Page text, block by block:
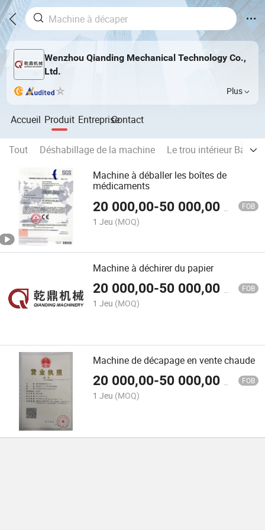
Wenzhou Qianding Mechanical Technology Co.,
Ltd.
Plus
Accueil Produit EntrepriseContact
Tout Déshabillage de la machine
Le trou intérieur
Machine à déballer les boîtes de
médicaments
20 000,00-50 000,00 FOB
1 Jeu (MOQ)
Machine à déchirer du papier
20 000,00-50 000,00 FOB
1 Jeu (MOQ)
Machine de décapage en vente chaude
20 000,00-50 000,00 FOB
1 Jeu (MOQ)